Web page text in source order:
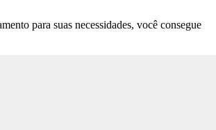
para suas necessidades, você consegue